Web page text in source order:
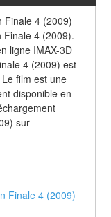
Finale 4 (2009)
Finale 4 (2009).
ligne IMAX-3D
4 (2009) est
film est une
disponible en
sur
Finale 4 (2009)